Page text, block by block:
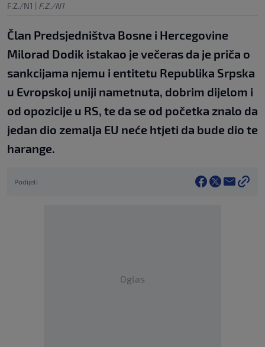
F.Z./N1 | F.Z./N1
Član Predsjedništva Bosne i Hercegovine
Milorad Dodik istakao je večeras da je priča o
sankcijama njemu i entitetu Republika Srpska
u Evropskoj uniji nametnuta, dobrim dijelom i
od opozicije u RS, te da se od početka znalo da
jedan dio zemalja EU neće htjeti da bude dio te
harange.
Podijeli
Oglas